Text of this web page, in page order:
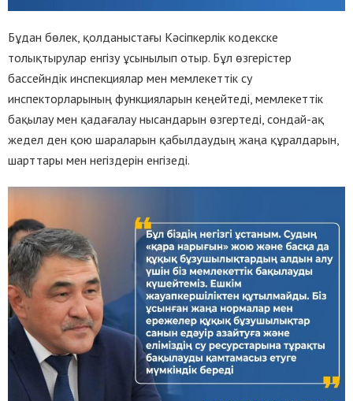
Бұдан бөлек, қолданыстағы Кәсіпкерлік кодекске
толықтырулар енгізу ұсынылып отыр. Бұл өзгерістер
бассейндік инспекциялар мен мемлекеттік су
инспекторларының функцияларын кеңейтеді, мемлекеттік
бақылау мен қадағалау нысандарын өзгертеді, сондай-ақ
жедел ден қою шараларын қабылдаудың жаңа құралдарын,
шарттары мен негіздерін енгізеді.